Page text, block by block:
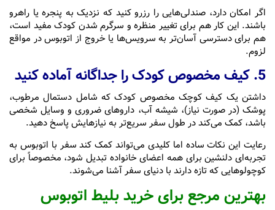
اگر امکان دارد، صندلی‌هایی را رزرو کنید که نزدیک به پنجره یا راهرو
باشند. این کار هم برای تغییر منظره و سرگرم شدن کودک مفید است،
هم برای دسترسی آسان‌تر به سرویس‌ها یا خروج از اتوبوس در مواقع
لزوم.
5. کیف مخصوص کودک را جداگانه آماده کنید
داشتن یک کیف کوچک مخصوص کودک که شامل دستمال مرطوب،
پوشک (در صورت نیاز)، شیشه آب، داروهای ضروری و وسایل شخصی
باشد، کمک می‌کند در طول سفر سریع‌تر به نیازهایش پاسخ دهید.
رعایت این نکات ساده اما کلیدی می‌تواند کمک کند سفر با اتوبوس به
تجربه‌ای دلنشین برای همه اعضای خانواده تبدیل شود، مخصوصاً برای
کوچولوهایی که تازه دارند با دنیای سفر آشنا می‌شوند.
بهترین مرجع برای خرید بلیط اتوبوس